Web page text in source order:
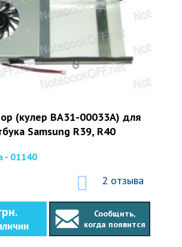
(кулер BA31-00033A) для
Samsung R39, R40
- 01140
2 отзыва
Сообщить,
когда появится